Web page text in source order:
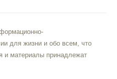
для жизни и обо всем, что
и материалы принадлежат